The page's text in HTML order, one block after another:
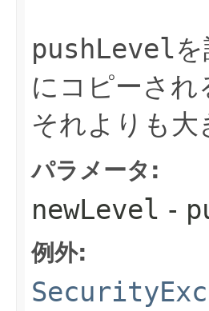
pushLevel
にコピーさ
それよりも大
パラメータ:
newLevel -
例外: